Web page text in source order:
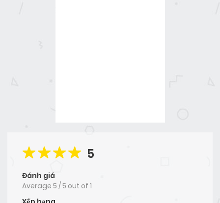
5
Đánh giá
Average 5 /5 out of 1